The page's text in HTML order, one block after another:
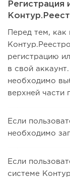
Регистрация
Перед тем,
регистрацию
в свой
необходимо
верхней части
Если
необходимо
Если
системе